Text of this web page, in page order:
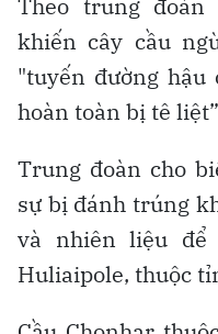
khiến cây cầu
"tuyến đường hậu
hoàn toàn bị tê
Trung đoàn cho
sự bị đánh trúng
và nhiên liệu để
Huliaipole, thuộc